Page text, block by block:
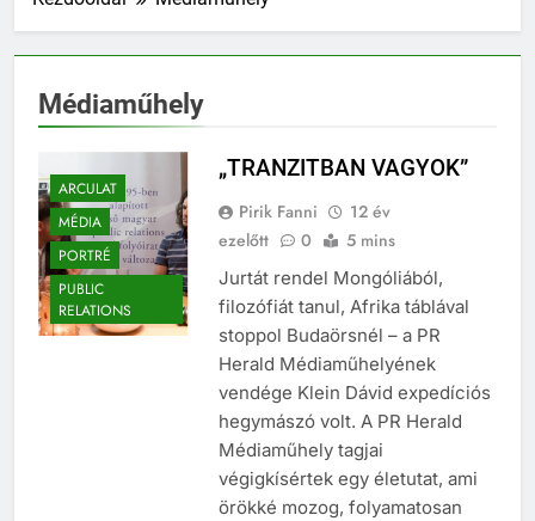
Médiaműhely
ARCULAT
MÉDIA
PORTRÉ
PUBLIC
RELATIONS
„TRANZITBAN VAGYOK”
Pirik Fanni
12 év
ezelőtt
0 5 mins
Jurtát rendel Mongóliából,
filozófiát tanul, Afrika táblával
stoppol Budaörsnél – a PR
Herald Médiaműhelyének
vendége Klein Dávid expedíciós
hegymászó volt. A PR Herald
Médiaműhely tagjai
végigkísértek egy életutat, ami
örökké mozog, folyamatosan